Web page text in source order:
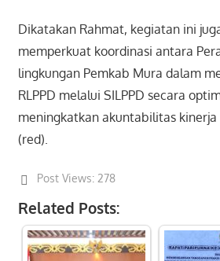
Dikatakan Rahmat, kegiatan ini
memperkuat koordinasi antara
lingkungan Pemkab Mura dalam
RLPPD melalui SILPPD secara
meningkatkan akuntabilitas kinerja
(red).
Post Views: 278
Related Posts: